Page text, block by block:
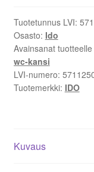
valkoinen,
91533-
01
määrä
Tuotetunnus LVI:
Osasto: Ido
Avainsanat tuotteelle
wc-kansi
LVI-numero:
Tuotemerkki: IDO
Kuvaus